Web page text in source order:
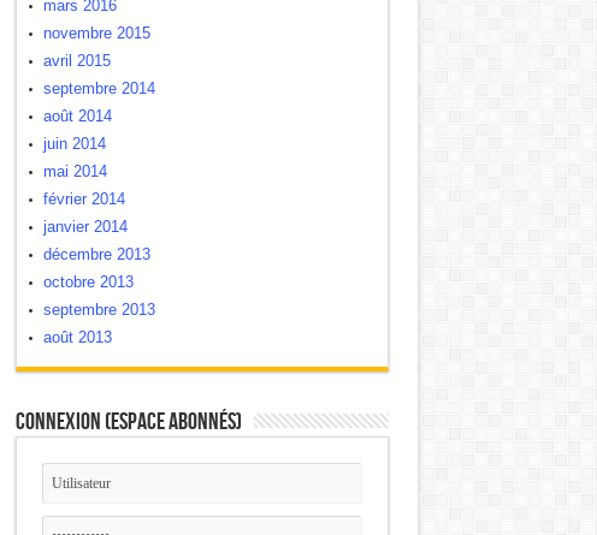
mars 2016
novembre 2015
avril 2015
septembre 2014
août 2014
juin 2014
mai 2014
février 2014
janvier 2014
décembre 2013
octobre 2013
septembre 2013
août 2013
Connexion (Espace Abonnés)